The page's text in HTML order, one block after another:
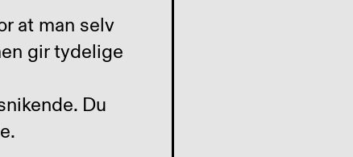
at man selv
gir tydelige
Du